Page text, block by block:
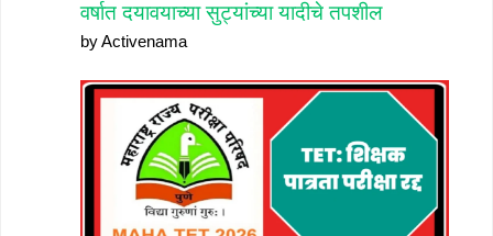
वर्षात दयावयाच्या सुट्यांच्या यादीचे तपशील
by Activenama